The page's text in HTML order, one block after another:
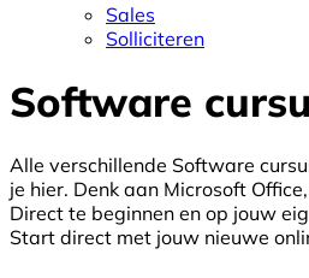
Sales
Solliciteren
Software
Alle verschillende Software
je hier. Denk aan Microsoft
Direct te beginnen en op jouw
Start direct met jouw nieuwe